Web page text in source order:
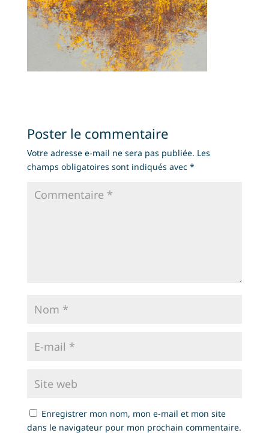
Poster le commentaire
Votre adresse e-mail ne sera pas publiée. Les
champs obligatoires sont indiqués avec *
Enregistrer mon nom, mon e-mail et mon site
dans le navigateur pour mon prochain commentaire.